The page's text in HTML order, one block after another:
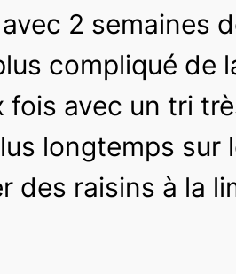
2 semaines
compliqué de
fois avec un tri
longtemps sur
des raisins à la